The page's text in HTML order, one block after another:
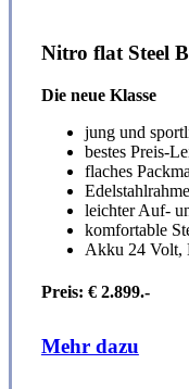
Nitro flat Steel
Die neue Klasse
jung und
bestes Preis-
flaches
leichter Auf-
komfortable
Akku 24 Volt,
Preis: € 2.899.-
Mehr dazu